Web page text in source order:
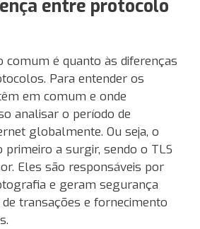
entre protocolo
comum é quanto às diferenças
Para entender os
em comum e onde
analisar o período de
globalmente. Ou seja, o
primeiro a surgir, sendo o TLS
Eles são responsáveis por
e geram segurança
transações e fornecimento